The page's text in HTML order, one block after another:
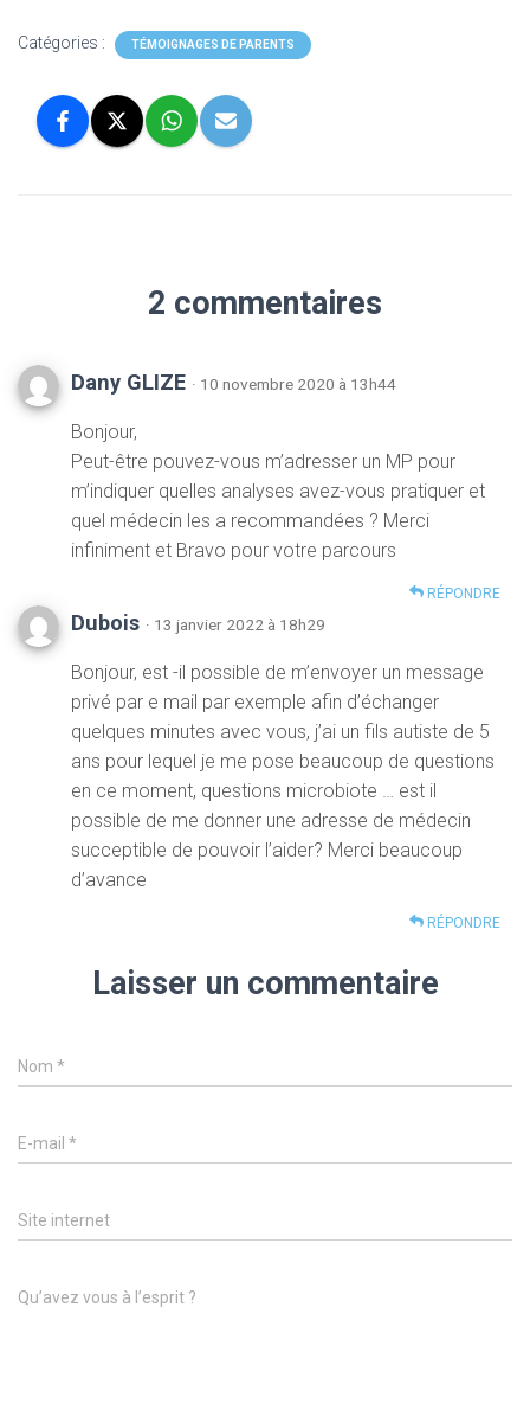
Catégories : TÉMOIGNAGES DE PARENTS
2 commentaires
Dany GLIZE · 10 novembre 2020 à 13h44
Bonjour,
Peut-être pouvez-vous m’adresser un MP pour
m’indiquer quelles analyses avez-vous pratiquer et
quel médecin les a recommandées ? Merci
infiniment et Bravo pour votre parcours
RÉPONDRE
Dubois · 13 janvier 2022 à 18h29
Bonjour, est -il possible de m’envoyer un message
privé par e mail par exemple afin d’échanger
quelques minutes avec vous, j’ai un fils autiste de 5
ans pour lequel je me pose beaucoup de questions
en ce moment, questions microbiote … est il
possible de me donner une adresse de médecin
succeptible de pouvoir l’aider? Merci beaucoup
d’avance
RÉPONDRE
Laisser un commentaire
Nom *
E-mail *
Site internet
Qu’avez vous à l’esprit ?